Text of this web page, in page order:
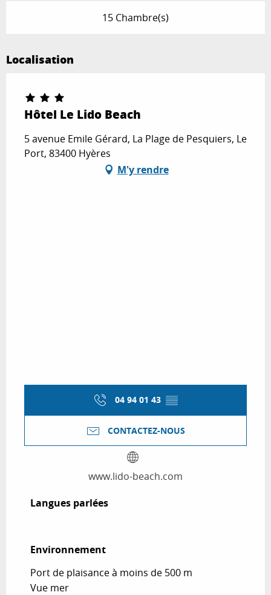
15 Chambre(s)
Localisation
Hôtel Le Lido Beach
5 avenue Emile Gérard, La Plage de Pesquiers, Le
Port, 83400 Hyères
M'y rendre
04 94 01 43 ▒▒
CONTACTEZ-NOUS
www.lido-beach.com
Langues parlées
Langues parlées
Environnement
Environnement
Port de plaisance à moins de 500 m
Vue mer